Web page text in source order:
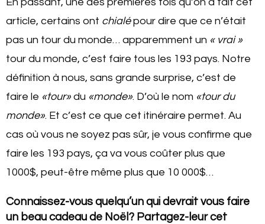
En passant, une des premières fois qu’on a fait cet
article, certains ont chialépour dire que ce n’était
pas un tour du monde… apparemment un « vrai »
tour du monde, c’est faire tous les 193 pays. Notre
définition à nous, sans grande surprise, c’est de
faire le «tour» du «monde». D’où le nom «tour du
monde». Et c’est ce que cet itinéraire permet. Au
cas où vous ne soyez pas sûr, je vous confirme que
faire les 193 pays, ça va vous coûter plus que
1000$, peut-être même plus que 10 000$…
Connaissez-vous quelqu’un qui devrait vous faire
un beau cadeau de Noël? Partagez-leur cet